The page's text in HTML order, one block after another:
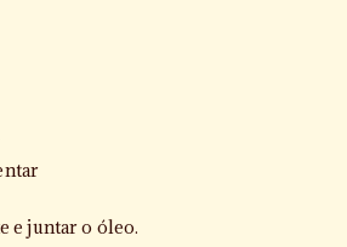
e juntar o óleo.